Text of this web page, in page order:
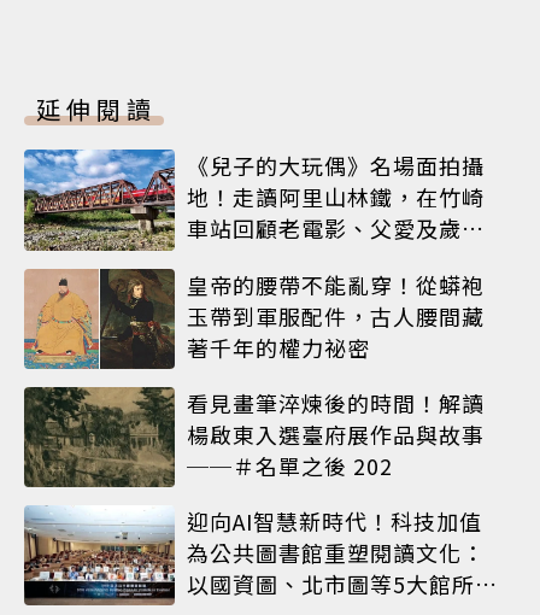
延伸閱讀
《兒子的大玩偶》名場面拍攝
地！走讀阿里山林鐵，在竹崎
車站回顧老電影、父愛及歲月
皇帝的腰帶不能亂穿！從蟒袍
玉帶到軍服配件，古人腰間藏
著千年的權力祕密
看見畫筆淬煉後的時間！解讀
楊啟東入選臺府展作品與故事
──＃名單之後 202
迎向AI智慧新時代！科技加值
為公共圖書館重塑閱讀文化：
以國資圖、北市圖等5大館所為